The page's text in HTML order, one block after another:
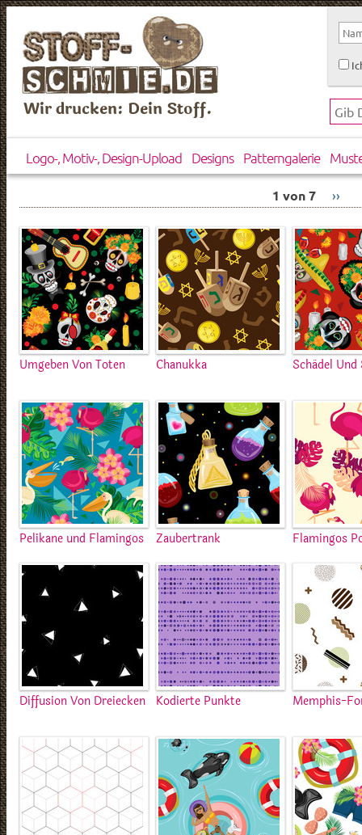
Wir drucken: Dein Stoff.
Logo-, Motiv-, Design-Upload Designs Patterngalerie
1 von 7 ››
Umgeben Von Toten Chanukka Schädel
Pelikane und Flamingos Zaubertrank Flamingos
Diffusion Von Dreiecken Kodierte Punkte Memphis-